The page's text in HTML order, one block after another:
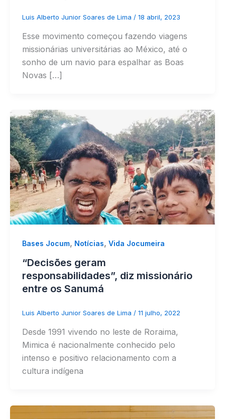
Luis Alberto Junior Soares de Lima / 18 abril, 2023
Esse movimento começou fazendo viagens
missionárias universitárias ao México, até o
sonho de um navio para espalhar as Boas
Novas […]
Bases Jocum, Notícias, Vida Jocumeira
“Decisões geram
responsabilidades”, diz missionário
entre os Sanumá
Luis Alberto Junior Soares de Lima / 11 julho, 2022
Desde 1991 vivendo no leste de Roraima,
Mimica é nacionalmente conhecido pelo
intenso e positivo relacionamento com a
cultura indígena